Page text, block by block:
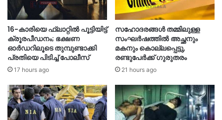
16-കാരിയെ ഫ്ലാറ്റിൽ പൂട്ടിയിട്ട്
ക്രൂരപീഡനം; ഭക്ഷണ
ഓർഡറിലൂടെ തുമ്പുണ്ടാക്കി
പ്രതിയെ പിടിച്ച് പോലീസ്
17 hours ago
സഹോദരങ്ങൾ തമ്മിലുള്ള
സംഘർഷത്തിൽ അച്ഛനും
മകനും കൊല്ലപ്പെട്ടു,
രണ്ടുപേർക്ക് ഗുരുതരം
21 hours ago